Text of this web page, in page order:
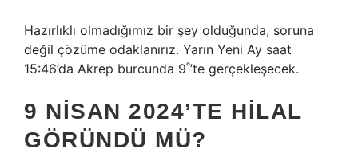
Hazırlıklı olmadığımız bir şey olduğunda, soruna
değil çözüme odaklanırız. Yarın Yeni Ay saat
15:46’da Akrep burcunda 9˚’te gerçekleşecek.
9 NISAN 2024’TE HILAL
GÖRÜNDÜ MÜ?